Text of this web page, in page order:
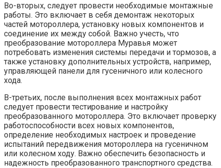
Во-вторых, следует провести необходимые монтажные
работы. Это включает в себя демонтаж некоторых
частей мотороллера, установку новых компонентов и
соединение их между собой. Важно учесть, что
преобразование мотороллера Муравья может
потребовать изменения системы передачи и тормозов, а
также установку дополнительных устройств, например,
управляющей панели для гусеничного или колесного
хода.
В-третьих, после выполнения всех монтажных работ
следует провести тестирование и настройку
преобразованного мотороллера. Это включает проверку
работоспособности всех новых компонентов,
определение необходимых настроек и проведение
испытаний передвижения мотороллера на гусеничном
или колесном ходу. Важно обеспечить безопасность и
надежность преобразованного транспортного средства.